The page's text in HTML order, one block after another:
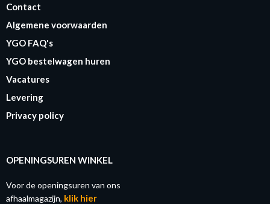
Contact
Algemene voorwaarden
YGO FAQ's
YGO bestelwagen huren
Vacatures
Levering
Privacy policy
OPENINGSUREN WINKEL
Voor de openingsuren van ons
afhaalmagazijn, klik hier